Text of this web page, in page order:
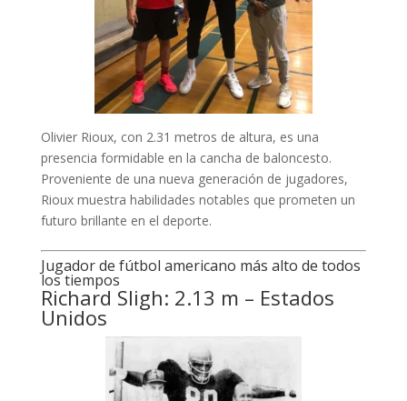
Olivier Rioux, con 2.31 metros de altura, es una
presencia formidable en la cancha de baloncesto.
Proveniente de una nueva generación de jugadores,
Rioux muestra habilidades notables que prometen un
futuro brillante en el deporte.
Jugador de fútbol americano más alto de todos
los tiempos
Richard Sligh: 2.13 m – Estados
Unidos